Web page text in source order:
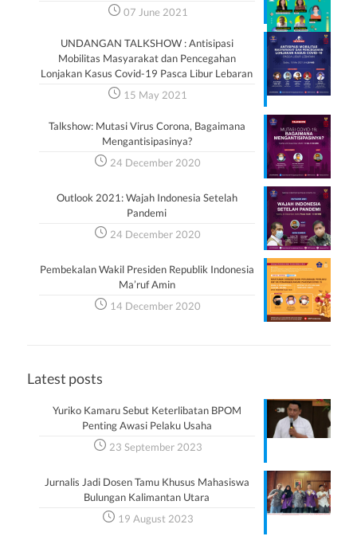
07 June 2021
UNDANGAN TALKSHOW : Antisipasi
Mobilitas Masyarakat dan Pencegahan
Lonjakan Kasus Covid-19 Pasca Libur Lebaran
15 May 2021
Talkshow: Mutasi Virus Corona, Bagaimana
Mengantisipasinya?
24 December 2020
Outlook 2021: Wajah Indonesia Setelah
Pandemi
24 December 2020
Pembekalan Wakil Presiden Republik Indonesia
Ma’ruf Amin
14 December 2020
Latest posts
Yuriko Kamaru Sebut Keterlibatan BPOM
Penting Awasi Pelaku Usaha
23 September 2023
Jurnalis Jadi Dosen Tamu Khusus Mahasiswa
Bulungan Kalimantan Utara
19 August 2023